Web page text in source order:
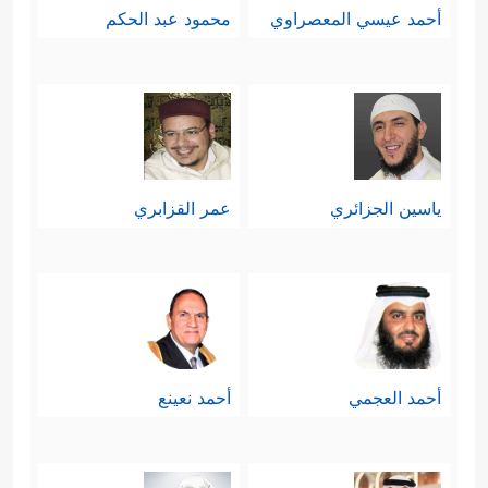
إسرائيل في امتحانهم الأول؛ حيث
يعبدونه من دون الله، وكان هذا عند
غِياب موسى عنهم لذهابه إلى ميقات
ربه ﴿۞ وَمَاۤ أَعۡجَلَكَ عَن قَوۡمِكَ یَـٰمُوسَىٰ
قَالَ هُمۡ أُوْلَاۤءِ عَلَىٰۤ أَثَرِی وَعَجِلۡتُ إِلَیۡكَ رَبِّ لِتَرۡضَىٰ
﴿٨٤﴾
قَالَ فَإِنَّا قَدۡ فَتَنَّا قَوۡمَكَ مِنۢ بَعۡدِكَ وَأَضَلَّهُمُ
ٱلسَّامِرِیُّ﴾
وأن العبودية ثقافة، فهؤلاء الذين تحرَّروا
أحمد عيسي المعصراوي محمود عبد الحكم
ياسين الجزائري عمر القزابري
أحمد العجمي أحمد نعينع